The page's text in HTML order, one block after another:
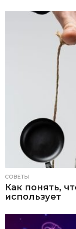
СОВЕТЫ
Как понять,
использует